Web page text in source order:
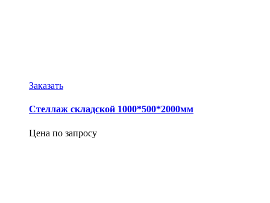
Заказать
Стеллаж складской 1000*500*2000мм
Цена по запросу